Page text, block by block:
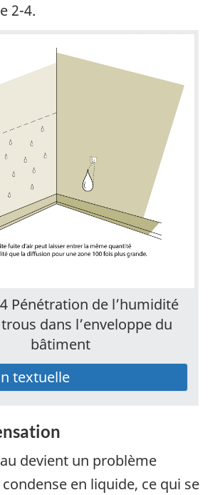
2-4.
Pénétration de l’humidité
dans l’enveloppe du
bâtiment
devient un problème
en liquide, ce qui se